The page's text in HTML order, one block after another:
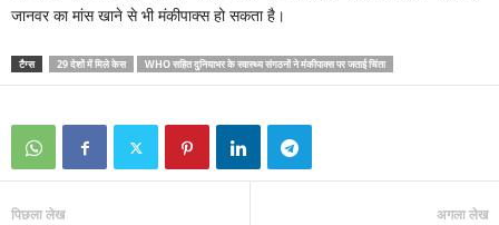
जानवर का मांस खाने से भी मंकीपाक्स हो सकता है।
टैग्स 29 देशों में मिले केस WHO सहित दुनियाभर के स्वास्थ्य संगठनों ने मंकीपाक्‍स पर जताई चिंता
पिछला लेख अगला लेख